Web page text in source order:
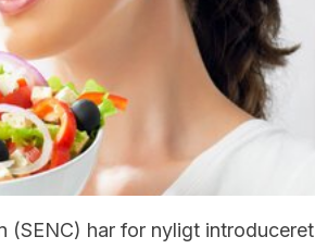
(SENC) har for nyligt introduceret